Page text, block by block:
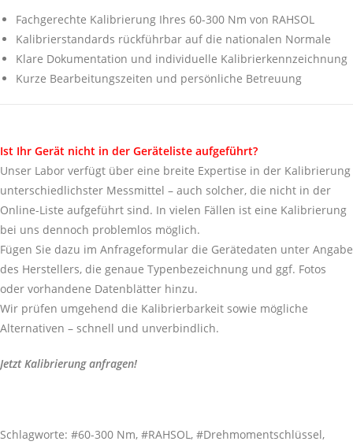
Fachgerechte Kalibrierung Ihres 60-300 Nm von RAHSOL
Kalibrierstandards rückführbar auf die nationalen Normale
Klare Dokumentation und individuelle Kalibrierkennzeichnung
Kurze Bearbeitungszeiten und persönliche Betreuung
Ist Ihr Gerät nicht in der Geräteliste aufgeführt?
Unser Labor verfügt über eine breite Expertise in der Kalibrierung
unterschiedlichster Messmittel – auch solcher, die nicht in der
Online-Liste aufgeführt sind. In vielen Fällen ist eine Kalibrierung
bei uns dennoch problemlos möglich.
Fügen Sie dazu im Anfrageformular die Gerätedaten unter Angabe
des Herstellers, die genaue Typenbezeichnung und ggf. Fotos
oder vorhandene Datenblätter hinzu.
Wir prüfen umgehend die Kalibrierbarkeit sowie mögliche
Alternativen – schnell und unverbindlich.
Jetzt Kalibrierung anfragen!
Schlagworte: #60-300 Nm, #RAHSOL, #Drehmomentschlüssel,